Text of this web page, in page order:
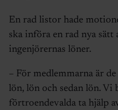
En rad listor hade
ska införa en rad nya
ingenjörernas löner.
– För medlemmarna är
lön, lön och sedan lön. Vi
förtroendevalda ta hjälp